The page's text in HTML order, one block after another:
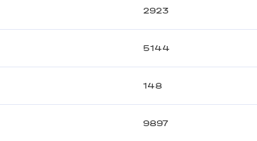
2923
5144
148
9897